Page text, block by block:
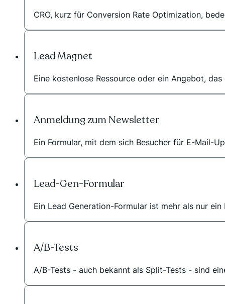
CRO, kurz für Conversion Rate Optimization,
Lead Magnet
Eine kostenlose Ressource oder ein Angebot,
Anmeldung zum Newsletter
Ein Formular, mit dem sich Besucher für E-Mail-
Lead-Gen-Formular
Ein Lead Generation-Formular ist mehr als nur
A/B-Tests
A/B-Tests - auch bekannt als Split-Tests - sind